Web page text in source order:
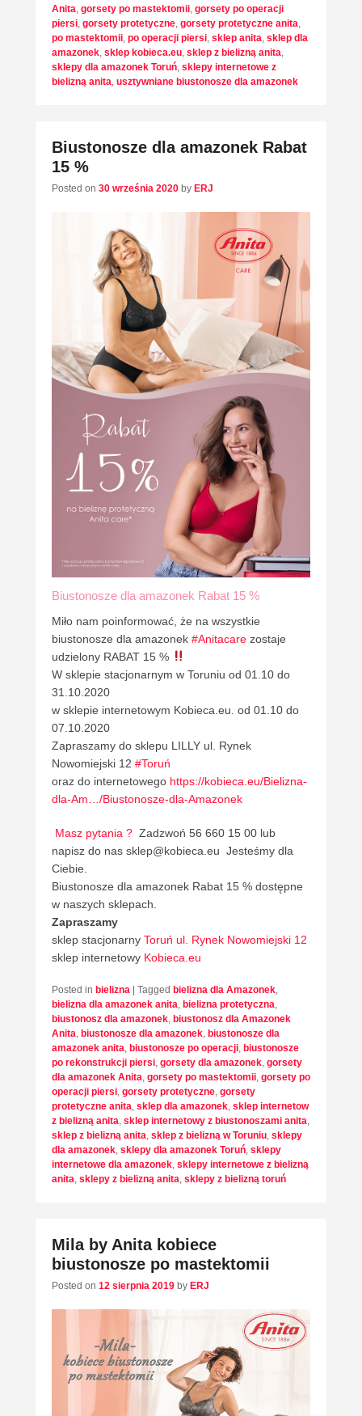
Anita gorsety po mastektomii gorsety po operacji
piersi gorsety protetyczne gorsety protetyczne anita
po mastektomii po operacji piersi sklep anita sklep dla
amazonek sklep kobieca.eu sklep z bielizną anita
sklepy dla amazonek Toruń sklepy internetowe z
bielizną anita usztywniane biustonosze dla amazonek
Biustonosze dla amazonek Rabat
15 %
Posted on 30 września 2020 by ERJ
Biustonosze dla amazonek Rabat 15 %
Miło nam poinformować, że na wszystkie
biustonosze dla amazonek #Anitacare zostaje
udzielony RABAT 15 %
W sklepie stacjonarnym w Toruniu od 01.10 do
31.10.2020
w sklepie internetowym Kobieca.eu. od 01.10 do
07.10.2020
Zapraszamy do sklepu LILLY ul. Rynek
Nowomiejski 12 #Toruń
oraz do internetowego https://kobieca.eu/Bielizna-
dla-Am…/Biustonosze-dla-Amazonek
Masz pytania ? Zadzwoń 56 660 15 00 lub
napisz do nas sklep@kobieca.eu Jesteśmy dla
Ciebie.
Biustonosze dla amazonek Rabat 15 % dostępne
w naszych sklepach.
Zapraszamy
sklep stacjonarny Toruń ul. Rynek Nowomiejski 12
sklep internetowy Kobieca.eu
Posted in bielizna | Tagged bielizna dla Amazonek
bielizna dla amazonek anita bielizna protetyczna
biustonosz dla amazonek biustonosz dla Amazonek
Anita biustonosze dla amazonek biustonosze dla
amazonek anita biustonosze po operacji biustonosze
po rekonstrukcji piersi gorsety dla amazonek gorsety
dla amazonek Anita gorsety po mastektomii gorsety po
operacji piersi gorsety protetyczne gorsety
protetyczne anita sklep dla amazonek sklep internetow
z bielizną anita sklep internetowy z biustonoszami anita
sklep z bielizną anita sklep z bielizną w Toruniu sklepy
dla amazonek sklepy dla amazonek Toruń sklepy
internetowe dla amazonek sklepy internetowe z bielizną
anita sklepy z bielizną anita sklepy z bielizną toruń
Mila by Anita kobiece
biustonosze po mastektomii
Posted on 12 sierpnia 2019 by ERJ